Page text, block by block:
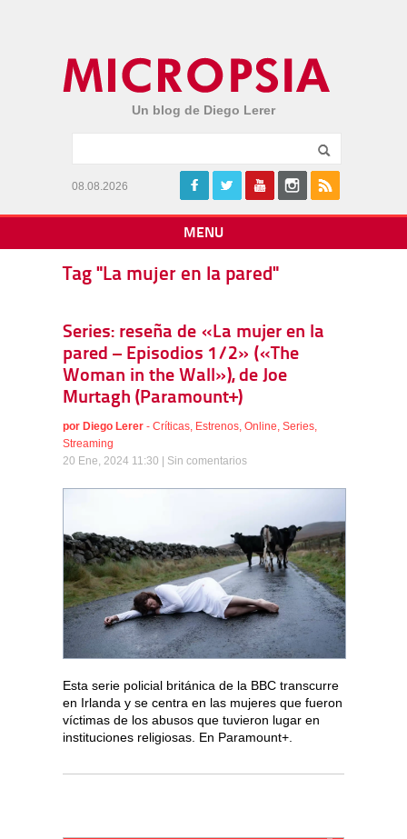
Un blog de Diego Lerer
08.08.2026
MENU
Tag "La mujer en la pared"
Series: reseña de «La mujer en la
pared – Episodios 1/2» («The
Woman in the Wall»), de Joe
Murtagh (Paramount+)
por Diego Lerer - Críticas, Estrenos, Online, Series,
Streaming
20 Ene, 2024 11:30 | Sin comentarios
Esta serie policial británica de la BBC transcurre
en Irlanda y se centra en las mujeres que fueron
víctimas de los abusos que tuvieron lugar en
instituciones religiosas. En Paramount+.